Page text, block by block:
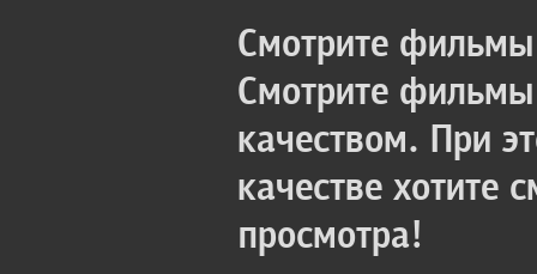
Смотрите
Смотрите
качеством. При
качестве хотите
просмотра!